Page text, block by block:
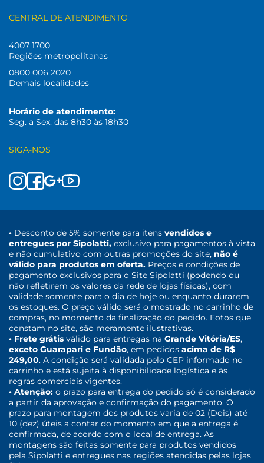
CENTRAL DE ATENDIMENTO
4007 1700
Regiões metropolitanas
0800 006 2020
Demais localidades
Horário de atendimento:
Seg. a Sex. das 8h30 às 18h30
SIGA-NOS
• Desconto de 5% somente para itens vendidos e
entregues por Sipolatti, exclusivo para pagamentos à vista
e não cumulativo com outras promoções do site, não é
válido para produtos em oferta. Preços e condições de
pagamento exclusivos para o Site Sipolatti (podendo ou
não refletirem os valores da rede de lojas físicas), com
validade somente para o dia de hoje ou enquanto durarem
os estoques. O preço válido será o mostrado no carrinho de
compras, no momento da finalização do pedido. Fotos que
constam no site, são meramente ilustrativas.
• Frete grátis válido para entregas na Grande Vitória/ES,
exceto Guarapari e Fundão, em pedidos acima de R$
249,00. A condição será validada pelo CEP informado no
carrinho e está sujeita à disponibilidade logística e às
regras comerciais vigentes.
• Atenção: o prazo para entrega do pedido só é considerado
a partir da aprovação e confirmação do pagamento. O
prazo para montagem dos produtos varia de 02 (Dois) até
10 (dez) úteis a contar do momento em que a entrega é
confirmada, de acordo com o local de entrega. As
montagens são feitas somente para produtos vendidos
pela Sipolatti e entregues nas regiões atendidas pelas lojas